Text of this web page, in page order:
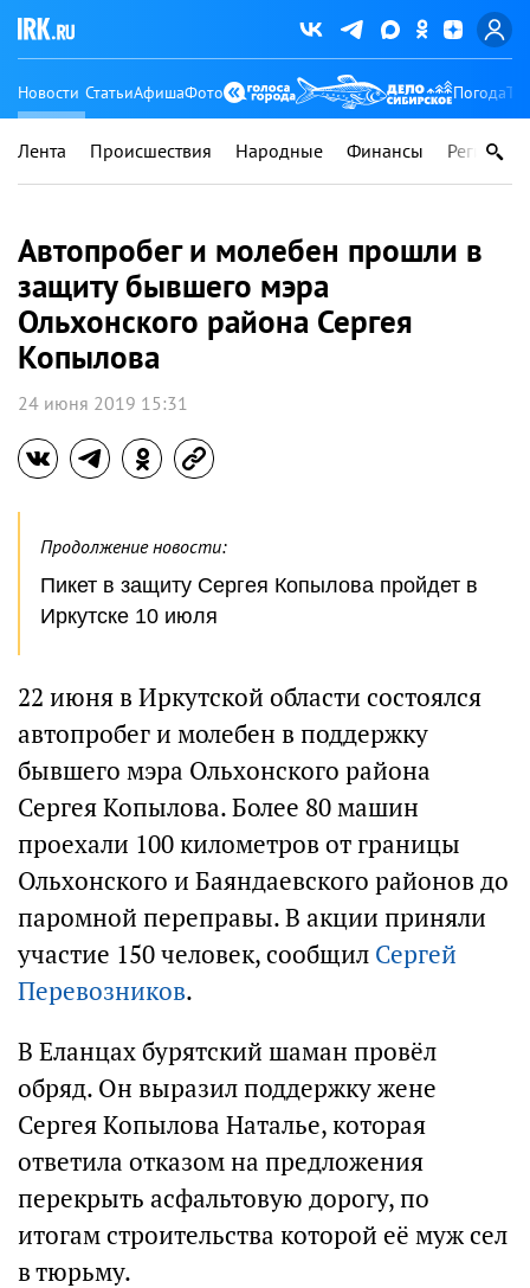
Новости СтатьиАфишаФото Погода
Лента Происшествия Народные Финансы Регионы
Автопробег и молебен прошли в
защиту бывшего мэра
Ольхонского района Сергея
Копылова
24 июня 2019 15:31
Продолжение новости:
Пикет в защиту Сергея Копылова пройдет в
Иркутске 10 июля
22 июня в Иркутской области состоялся
автопробег и молебен в поддержку
бывшего мэра Ольхонского района
Сергея Копылова. Более 80 машин
проехали 100 километров от границы
Ольхонского и Баяндаевского районов до
паромной переправы. В акции приняли
участие 150 человек, сообщил Сергей
Перевозников.
В Еланцах бурятский шаман провёл
обряд. Он выразил поддержку жене
Сергея Копылова Наталье, которая
ответила отказом на предложения
перекрыть асфальтовую дорогу, по
итогам строительства которой её муж сел
в тюрьму.